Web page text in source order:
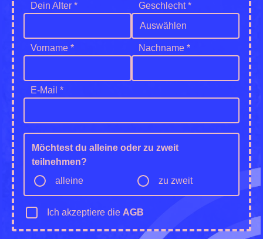
Dein Alter *
Geschlecht *
Auswählen
Vorname * Nachname *
E-Mail *
Möchtest du alleine oder zu zweit
teilnehmen?
alleine
zu zweit
Ich akzeptiere die AGB